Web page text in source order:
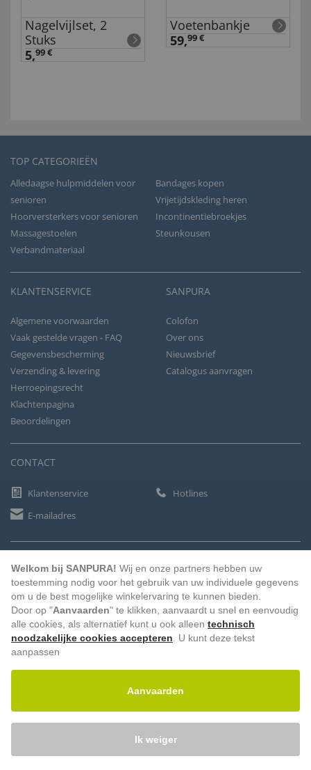
Nagelvijlset, 2
Stuks
5,99 €
Voetenbankje
59,99 €
TOP CATEGORIEËN
Alledaagse hulpmiddelen voor
senioren
Bandages kopen
Vrijetijdskleding heren
Hoorversterkers voor senioren
Incontinentiebroekjes
Massagestoelen
Steunkousen
Verbandmateriaal
KLANTENSERVICE
Algemene voorwaarden
Vaak gestelde vragen - FAQ
Gegevensbescherming
Verzending & levering
Herroepingsrecht
Klachtenpagina
Beoordelingen
SANPURA
Colofon
Over ons
Nieuwsbrief
Catalogus aanvragen
CONTACT
Klantenservice
Hotlines
E-mailadres
Vooruitbetaling Factuur Automatische afschrijving
Welkom bij SANPURA! Wij en onze partners hebben uw
toestemming nodig voor het gebruik van uw individuele gegevens
om u de best mogelijke winkelervaring te kunnen bieden.
Door op "Aanvaarden" te klikken, aanvaardt u snel en eenvoudig
alle cookies, als alternatief kunt u ook alleen technisch
noodzakelijke cookies accepteren . U kunt deze tekst
aanpassen
Aanvaarden
Ik weiger